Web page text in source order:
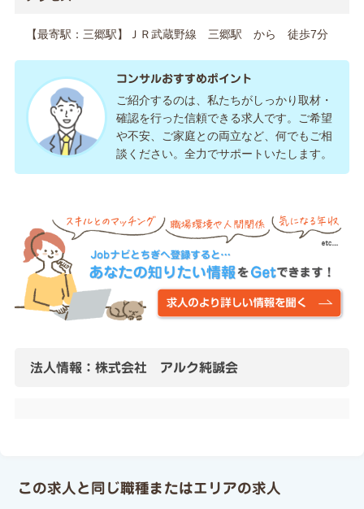
【最寄駅：三郷駅】ＪＲ武蔵野線 三郷駅 から 徒歩7分
コンサルおすすめポイント
ご紹介するのは、私たちがしっかり取材・
確認を行った信頼できる求人です。ご希望
や不安、ご家庭との両立など、何でもご相
談ください。全力でサポートいたします。
法人情報：株式会社 アルク純誠会
この求人と同じ職種またはエリアの求人